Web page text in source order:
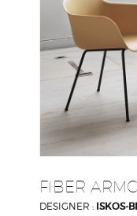
FIBER
DESIGNER : ISKOS-